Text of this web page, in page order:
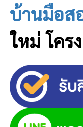
บ้านมือส
ใหม่ โคร